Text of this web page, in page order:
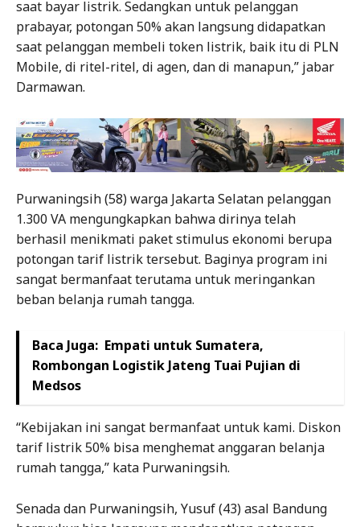
saat bayar listrik. Sedangkan untuk pelanggan
prabayar, potongan 50% akan langsung didapatkan
saat pelanggan membeli token listrik, baik itu di PLN
Mobile, di ritel-ritel, di agen, dan di manapun,” jabar
Darmawan.
Purwaningsih (58) warga Jakarta Selatan pelanggan
1.300 VA mengungkapkan bahwa dirinya telah
berhasil menikmati paket stimulus ekonomi berupa
potongan tarif listrik tersebut. Baginya program ini
sangat bermanfaat terutama untuk meringankan
beban belanja rumah tangga.
Baca Juga: Empati untuk Sumatera,
Rombongan Logistik Jateng Tuai Pujian di
Medsos
“Kebijakan ini sangat bermanfaat untuk kami. Diskon
tarif listrik 50% bisa menghemat anggaran belanja
rumah tangga,” kata Purwaningsih.
Senada dan Purwaningsih, Yusuf (43) asal Bandung